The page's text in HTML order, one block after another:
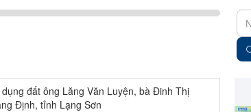
đất ông Lăng Văn Luyện, bà Đinh Thị
Định, tỉnh Lạng Sơn